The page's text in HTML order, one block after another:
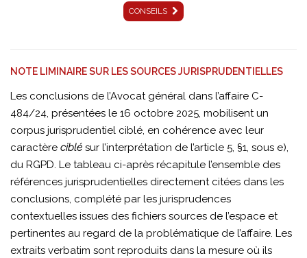
CONSEILS
NOTE LIMINAIRE SUR LES SOURCES JURISPRUDENTIELLES
Les conclusions de l’Avocat général dans l’affaire C-
484/24, présentées le 16 octobre 2025, mobilisent un
corpus jurisprudentiel ciblé, en cohérence avec leur
caractère ciblé sur l’interprétation de l’article 5, §1, sous e),
du RGPD. Le tableau ci-après récapitule l’ensemble des
références jurisprudentielles directement citées dans les
conclusions, complété par les jurisprudences
contextuelles issues des fichiers sources de l’espace et
pertinentes au regard de la problématique de l’affaire. Les
extraits verbatim sont reproduits dans la mesure où ils